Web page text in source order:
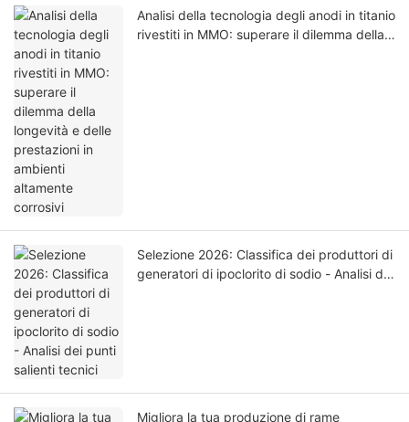
Analisi della tecnologia degli anodi in titanio
rivestiti in MMO: superare il dilemma della
Selezione 2026: Classifica dei produttori di
generatori di ipoclorito di sodio - Analisi dei
Migliora la tua produzione di rame